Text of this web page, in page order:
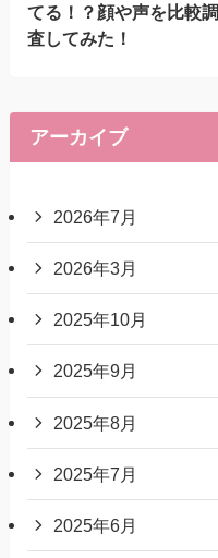
てる！？顔や声を比較調
査してみた！
アーカイブ
2026年7月
2026年3月
2025年10月
2025年9月
2025年8月
2025年7月
2025年6月